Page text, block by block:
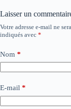
Laisser un
Votre adresse e-mail ne
indiqués avec *
Nom *
E-mail *